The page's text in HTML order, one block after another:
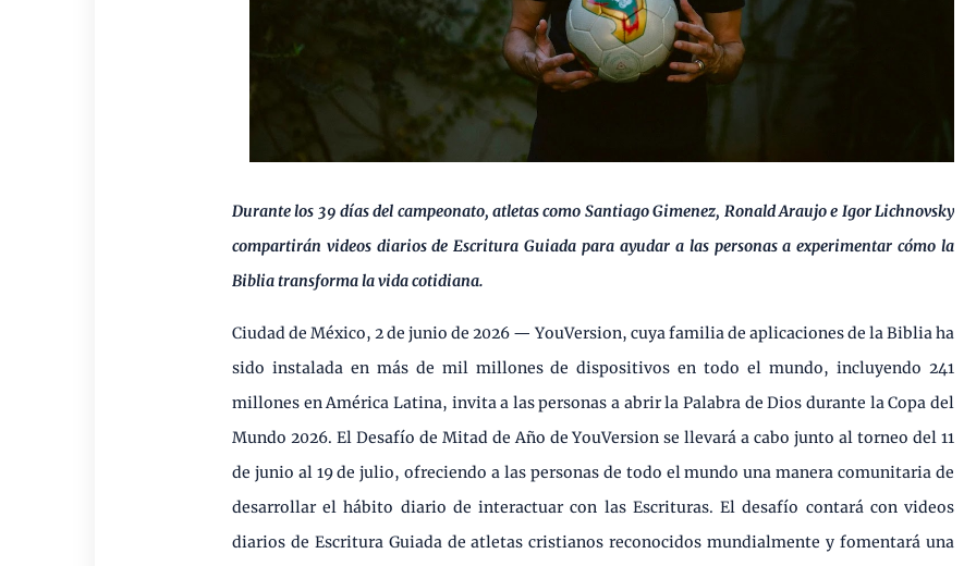
Durante los 39 días del campeonato, atletas como Santiago Gimenez, Ronald Araujo e Igor Lichnovsky
compartirán videos diarios de Escritura Guiada para ayudar a las personas a experimentar cómo la
Biblia transforma la vida cotidiana.
Ciudad de México, 2 de junio de 2026 — YouVersion, cuya familia de aplicaciones de la Biblia ha
sido instalada en más de mil millones de dispositivos en todo el mundo, incluyendo 241
millones en América Latina, invita a las personas a abrir la Palabra de Dios durante la Copa del
Mundo 2026. El Desafío de Mitad de Año de YouVersion se llevará a cabo junto al torneo del 11
de junio al 19 de julio, ofreciendo a las personas de todo el mundo una manera comunitaria de
desarrollar el hábito diario de interactuar con las Escrituras. El desafío contará con videos
diarios de Escritura Guiada de atletas cristianos reconocidos mundialmente y fomentará una